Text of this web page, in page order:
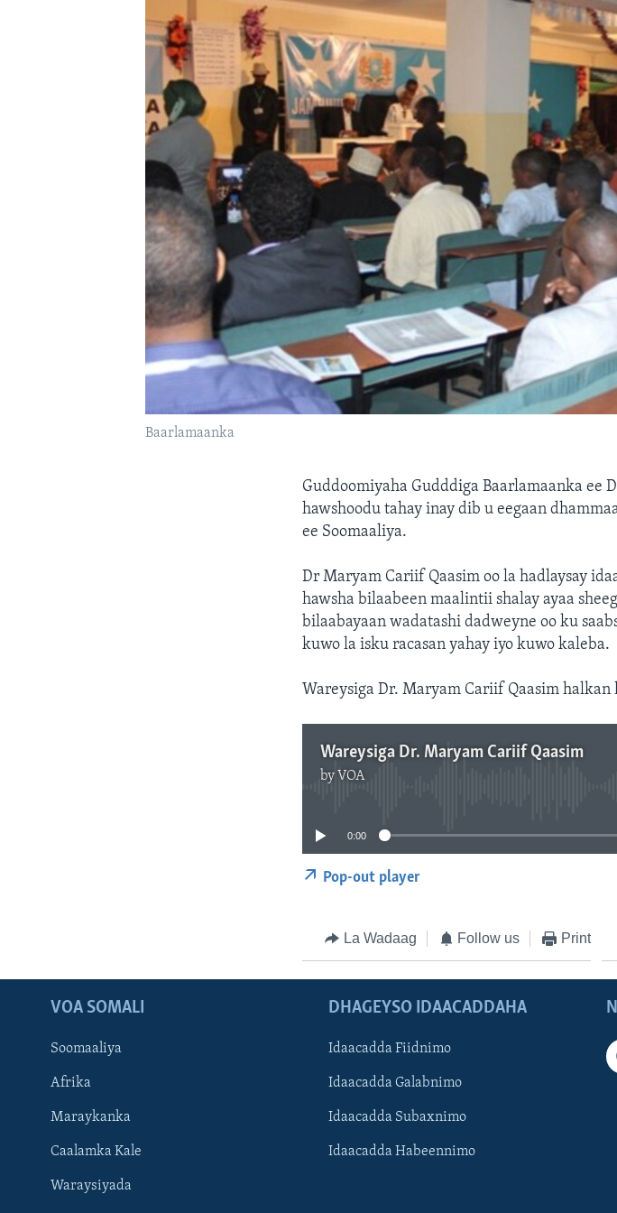
DHEXTAALKA TODDOBAADKA
Baarlamaanka
Guddoomiyaha Gudddiga Baarlamaanka ee
hawshoodu tahay inay dib u eegaan
ee Soomaaliya.
Dr Maryam Cariif Qaasim oo la hadlaysay
hawsha bilaabeen maalintii shalay ayaa
bilaabayaan wadatashi dadweyne oo ku
kuwo la isku racasan yahay iyo kuwo kaleba.
Wareysiga Dr. Maryam Cariif Qaasim halkan
Wareysiga Dr. Maryam Cariif Qaasim
by VOA
0:00
Pop-out player
La Wadaag Follow us Print
VOA SOMALI
Soomaaliya
Afrika
Maraykanka
Caalamka Kale
Waraysiyada
DHAGEYSO IDAACADDAHA
Idaacadda Fiidnimo
Idaacadda Galabnimo
Idaacadda Subaxnimo
Idaacadda Habeennimo